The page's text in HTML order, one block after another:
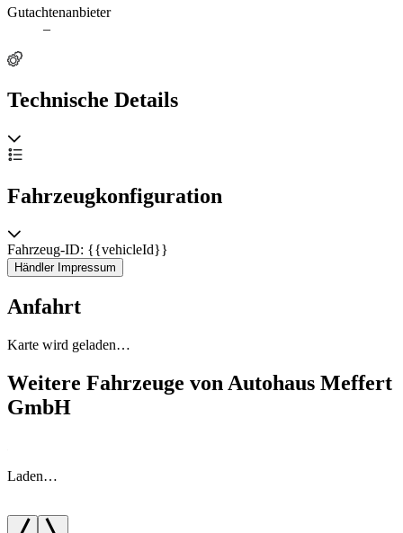
Gutachtenanbieter
–
Technische Details
Fahrzeugkonfiguration
Fahrzeug-ID: {{vehicleId}}
Händler Impressum
Anfahrt
Karte wird geladen…
Weitere Fahrzeuge von Autohaus Meffert
GmbH
Laden…